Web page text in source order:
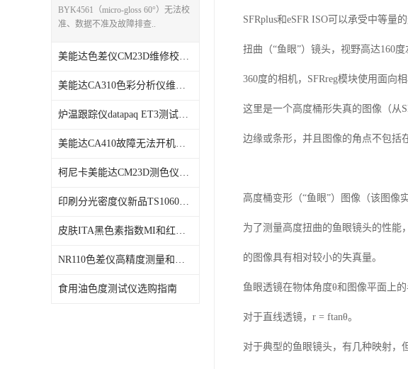
gloss 60°
BYK4561（micro‑gloss 60°）无法校
准、数据不准及故障排查..
美能达色差仪CM23D维修校准分析
美能达CA310色彩分析仪维修校准
炉温跟踪仪datapaq ET3测试仪维修
美能达CA410故障无法开机维修校准
柯尼卡美能达CM23D测色仪维修校正
印刷分光密度仪新品TS1060发布
皮肤ITA黑色素指数MI和红斑指数色差仪PS02发布
NR110色差仪高精度测量和智能分析lab色度
食用油色度测试仪选购指南
SFRplus和eSFR ISO可以承受中等量
扭曲（“鱼眼”）镜头，视野高达160度
360度的相机， SFRreg模块使用面向相
这里是一个高度桶形失真的图像（从
边缘或条形，并且图像的角点不包括
高度桶变形（“鱼眼”）图像（该图像
为了测量高度扭曲的鱼眼镜头的性能，
的图像具有相对较小的失真量。
鱼眼透镜在物体角度θ和图像平面上
对于直线透镜， r = ftanθ。
对于典型的鱼眼镜头，有几种映射，